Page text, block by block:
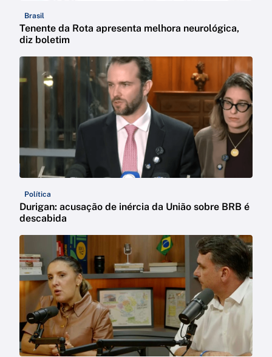
Brasil
Tenente da Rota apresenta melhora neurológica,
diz boletim
Política
Durigan: acusação de inércia da União sobre BRB é
descabida